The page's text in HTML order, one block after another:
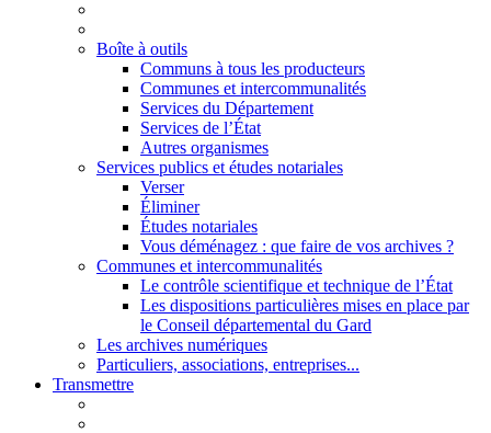
Boîte à outils
Communs à tous les producteurs
Communes et intercommunalités
Services du Département
Services de l’État
Autres organismes
Services publics et études notariales
Verser
Éliminer
Études notariales
Vous déménagez : que faire de vos archives ?
Communes et intercommunalités
Le contrôle scientifique et technique de l’État
Les dispositions particulières mises en place par
le Conseil départemental du Gard
Les archives numériques
Particuliers, associations, entreprises...
Transmettre